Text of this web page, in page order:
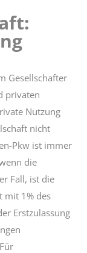
Gesellschafter
privaten
Nutzung
nicht
Pkw ist immer
die
Fall, ist die
mit 1% des
Erstzulassung